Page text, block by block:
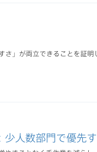
」が両立できることを証明
少人数部門で優先